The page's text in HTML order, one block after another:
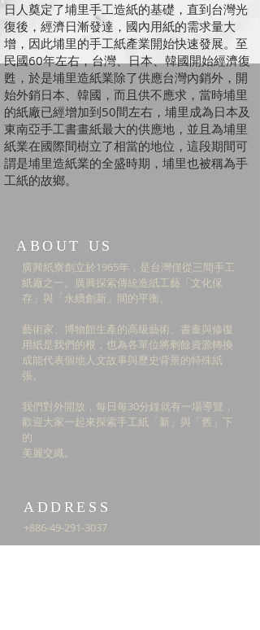
日人奠定了埔里手工造紙的基礎，直到台灣光
復後，經濟日漸發達，國內用紙的需求量大
增，因此埔里的手工紙產業開始快速發展。至
民國60年左右，台灣、日本、韓國開始經濟復
甦，於是埔里造紙業除了供應台灣內銷外，開
始外銷日本、韓國，而且供不應求，當時埔里
的紙廠已經增加到50間左右，埔里成為日本及
東南亞手工書畫紙最大的供應地，並且為埔里
紙業在國際間樹立了相當的地位，這段期間可
謂是埔里造紙業的全盛時期，埔里也被稱為手
工紙的故鄉。
ABOUT US
廣興紙寮創立於1965年，是台灣僅從三間手工
紙廠之一。廣興探索傳統造紙工藝「文化保
存」與「永續創新」間的平衡。
藝術家、博物館生產的高級藝術、書畫與修復
用紙是我們的根，也為各單位將剩餘資源轉換
成能代表個地人文故事與歷史背景的特殊紙
張。
我們對外開放，每日每30分鐘就有一場導覽，
​歡迎大家一起來探索手工紙「新」與「舊」下
的
美麗交織。
ADDRESS
+886-49-291-3037